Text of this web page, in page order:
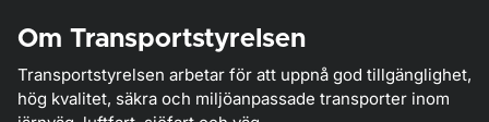
Om Transportstyrelsen
Transportstyrelsen arbetar för att uppnå god tillgänglighet,
hög kvalitet, säkra och miljöanpassade transporter inom